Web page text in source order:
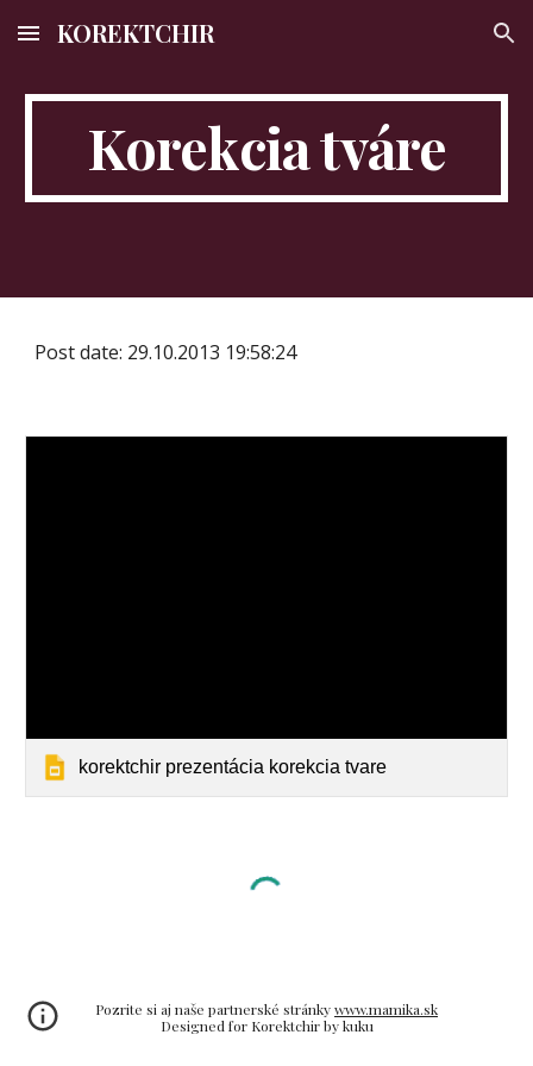
Skip to main content Skip to navigation
KOREKTCHIR
Korekcia tváre
Post date: 29.10.2013 19:58:24
korektchir prezentácia korekcia tvare
Pozrite si aj naše partnerské stránkywww.mamika.sk
Designed for Korektchir by kuku